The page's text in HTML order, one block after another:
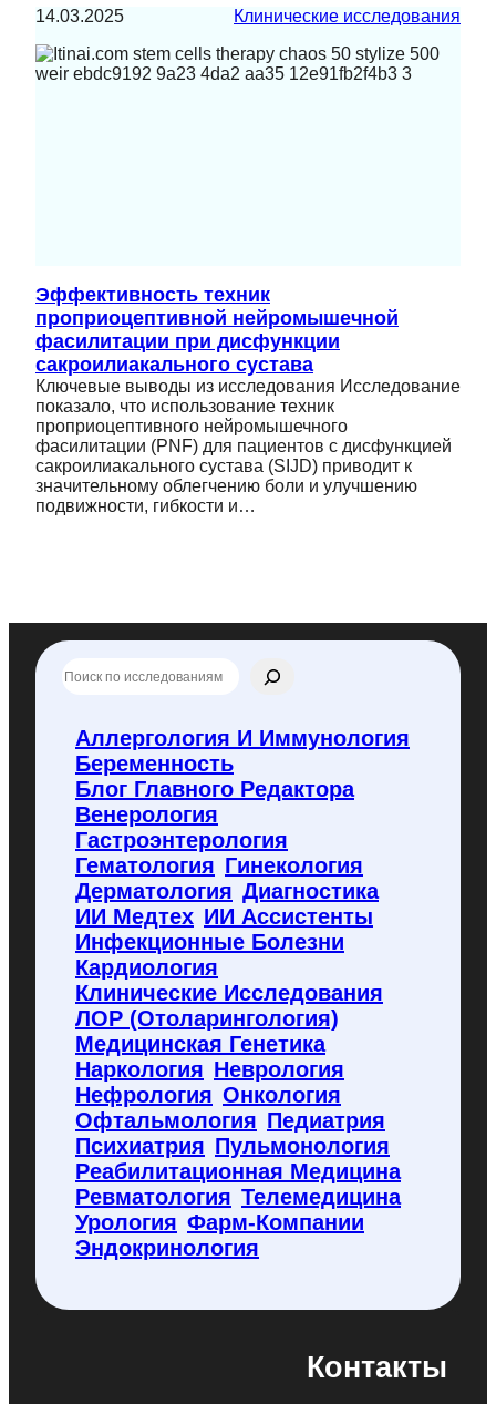
14.03.2025 Клинические исследования
Эффективность техник
проприоцептивной нейромышечной
фасилитации при дисфункции
сакроилиакального сустава
Ключевые выводы из исследования Исследование
показало, что использование техник
проприоцептивного нейромышечного
фасилитации (PNF) для пациентов с дисфункцией
сакроилиакального сустава (SIJD) приводит к
значительному облегчению боли и улучшению
подвижности, гибкости и…
о
Аллергология И Иммунология
Беременность
Блог Главного Редактора
Венерология
Гастроэнтерология
Гематология Гинекология
Дерматология Диагностика
ИИ Медтех ИИ Ассистенты
Инфекционные Болезни
Кардиология
Клинические Исследования
ЛОР (отоларингология)
Медицинская Генетика
Наркология Неврология
Нефрология Онкология
Офтальмология Педиатрия
Психиатрия Пульмонология
Реабилитационная Медицина
Ревматология Телемедицина
Урология Фарм-Компании
Эндокринология
Контакты